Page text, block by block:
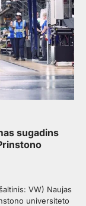
sugadins
VW) Naujas
universiteto